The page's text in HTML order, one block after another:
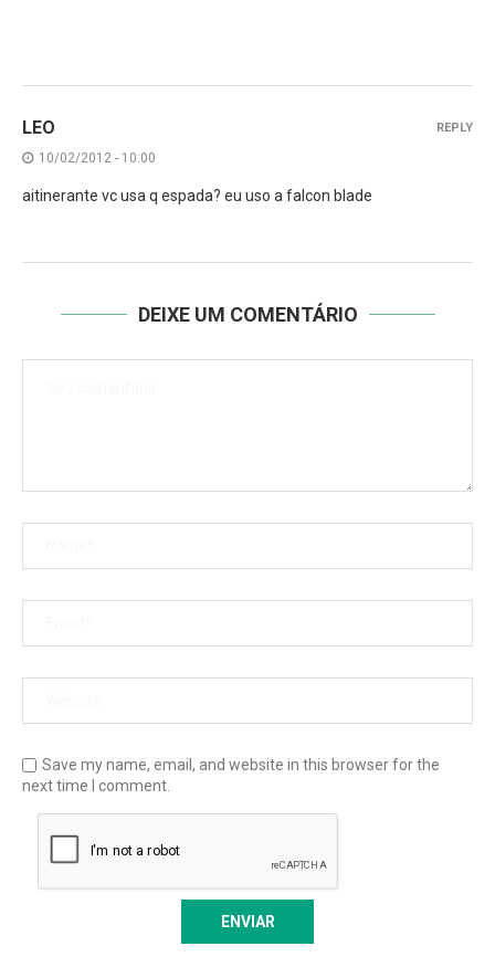
LEO
10/02/2012 - 10:00
aitinerante vc usa q espada? eu uso a falcon blade
REPLY
DEIXE UM COMENTÁRIO
Save my name, email, and website in this browser for the
next time I comment.